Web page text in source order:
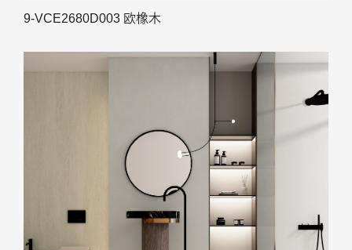
9-VCE2680D003 欧橡木